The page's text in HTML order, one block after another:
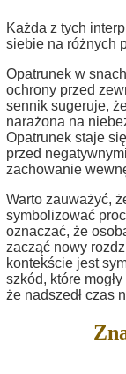
Każda z tych
siebie na różnych
Opatrunek w
ochrony przed
sennik sugeruje,
narażona na
Opatrunek staje
przed
zachowanie
Warto zauważyć,
symbolizować
oznaczać, że
zacząć nowy
kontekście jest
szkód, które
że nadszedł czas